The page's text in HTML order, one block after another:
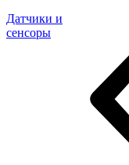
Датчики и
сенсоры